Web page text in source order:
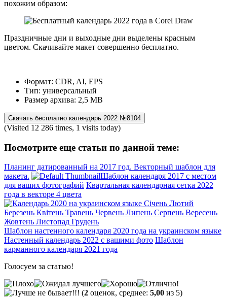
похожим образом:
Праздничные дни и выходные дни выделены красным
цветом. Скачивайте макет совершенно бесплатно.
Формат: CDR, AI, EPS
Тип: универсальный
Размер архива: 2,5 МВ
(Visited 12 286 times, 1 visits today)
Посмотрите еще статьи по данной теме:
Планинг датированный на 2017 год. Векторный шаблон для
макета.
Шаблон календаря 2017 с местом
для ваших фотографий Квартальная календарная сетка 2022
года в векторе 4 цвета
Шаблон настенного календаря 2020 года на украинском языке
Настенный календарь 2022 с вашими фото Шаблон
карманного календаря 2021 года
Голосуем за статью!
(2 оценок, среднее: 5,00 из 5)